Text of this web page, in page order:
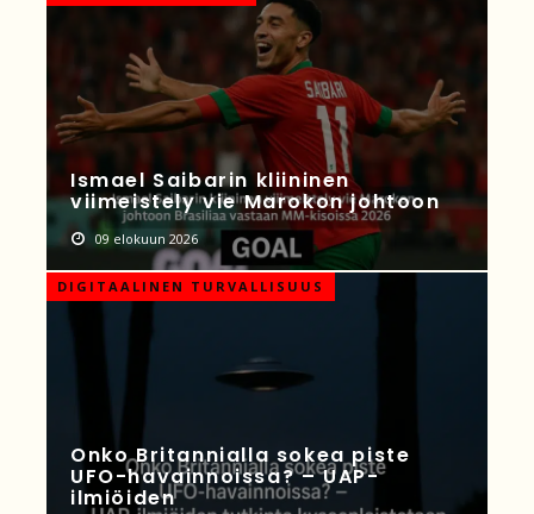
Ismael Saibarin kliininen
viimeistely vie Marokon johtoon
09 elokuun 2026
DIGITAALINEN TURVALLISUUS
Onko Britannialla sokea piste
UFO-havainnoissa? – UAP-
ilmiöiden